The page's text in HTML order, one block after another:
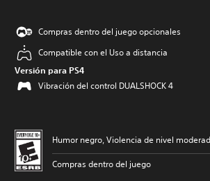
Compras dentro del juego opcionales
Compatible con el Uso a distancia
Versión para PS4
Vibración del control DUALSHOCK 4
Humor negro, Violencia de nivel
Compras dentro del juego